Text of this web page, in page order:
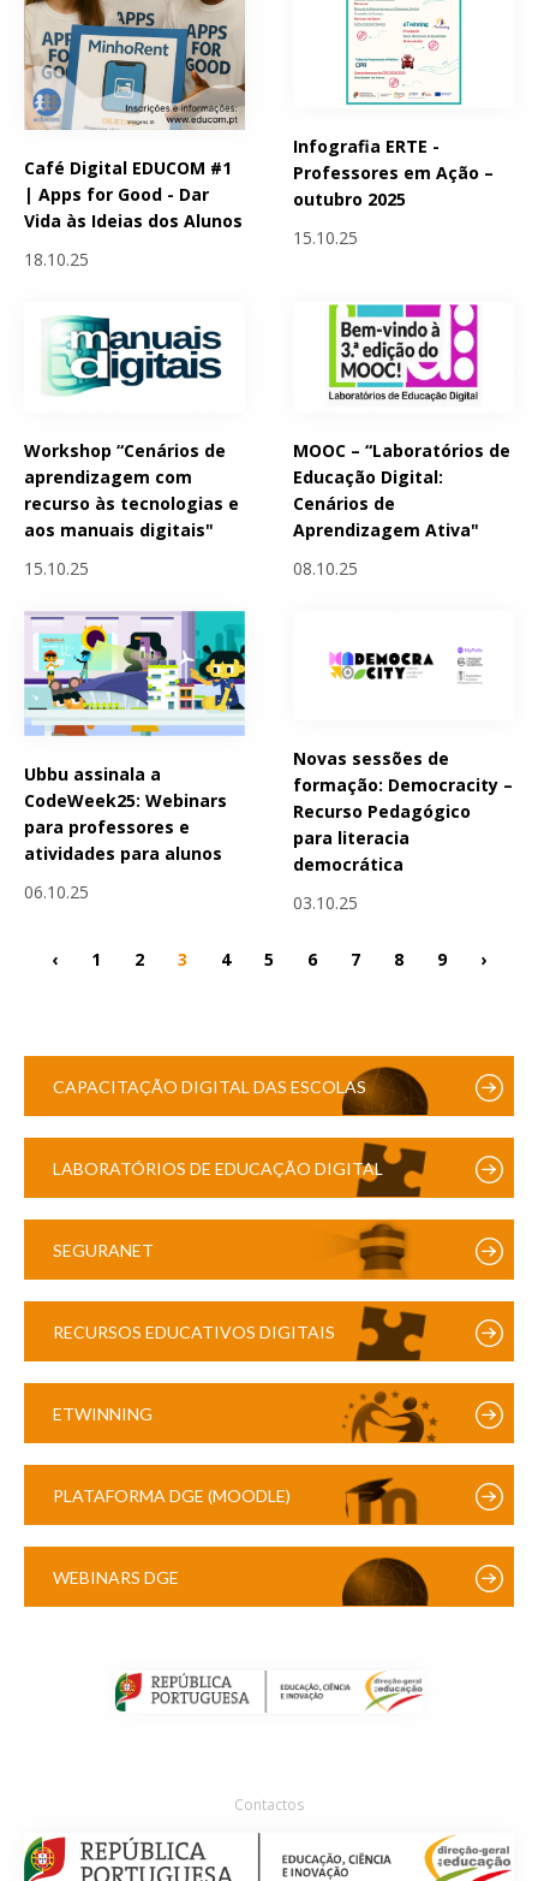
Café Digital EDUCOM #1
| Apps for Good - Dar
Vida às Ideias dos Alunos
18.10.25
Infografia ERTE -
Professores em Ação –
outubro 2025
15.10.25
Workshop “Cenários de
aprendizagem com
recurso às tecnologias e
aos manuais digitais"
15.10.25
MOOC – “Laboratórios de
Educação Digital:
Cenários de
Aprendizagem Ativa"
08.10.25
Ubbu assinala a
CodeWeek25: Webinars
para professores e
atividades para alunos
06.10.25
Novas sessões de
formação: Democracity –
Recurso Pedagógico
para literacia
democrática
03.10.25
‹ 1 2 3 4 5 6 7 8 9 ›
CAPACITAÇÃO DIGITAL DAS ESCOLAS
LABORATÓRIOS DE EDUCAÇÃO DIGITAL
SEGURANET
RECURSOS EDUCATIVOS DIGITAIS
ETWINNING
PLATAFORMA DGE (MOODLE)
WEBINARS DGE
Contactos